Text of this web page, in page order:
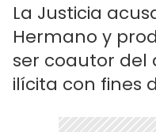
La Justicia
Hermano y
ser coautor del
ilícita con fines